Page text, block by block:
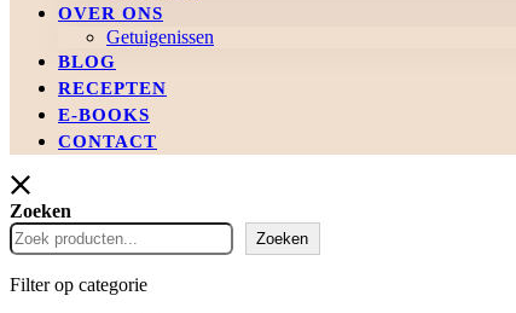
OVER ONS
Getuigenissen
BLOG
RECEPTEN
E-BOOKS
CONTACT
Zoeken
Zoeken
Filter op categorie